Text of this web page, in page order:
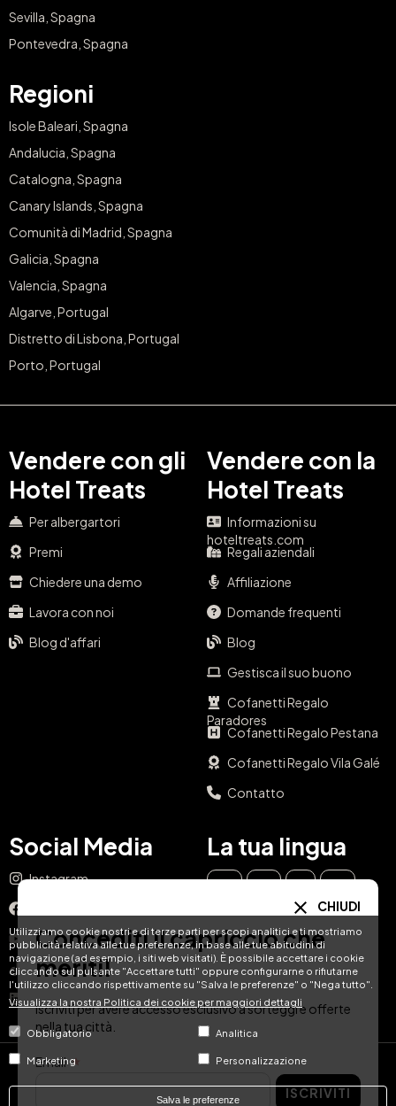
Utilizziamo cookie nostri e di terze parti per scopi analitici e ti mostriamo
pubblicità relativa alle tue preferenze, in base alle tue abitudini di
navigazione (ad esempio, i siti web visitati). È possibile accettare i cookie
cliccando sul pulsante "Accettare tutti" oppure configurarne o rifiutarne
l'utilizzo cliccando rispettivamente su "Salva le preferenze" o "Nega tutto".
Visualizza la nostra Politica dei cookie per maggiori dettagli
Obbligatorio Analitica
Marketing Personalizzazione
Salva le preferenze
Sevilla, Spagna
Pontevedra, Spagna
Regioni
Isole Baleari, Spagna
Andalucia, Spagna
Catalogna, Spagna
Canary Islands, Spagna
Comunità di Madrid, Spagna
Galicia, Spagna
Valencia, Spagna
Algarve, Portugal
Distretto di Lisbona, Portugal
Porto, Portugal
Vendere con gli
Hotel Treats
Per albergartori
Premi
Chiedere una demo
Lavora con noi
Blog d'affari
Vendere con la
Hotel Treats
Informazioni su
hoteltreats.com
Regali aziendali
Affiliazione
Domande frequenti
Blog
Gestisca il suo buono
Cofanetti Regalo
Paradores
Cofanetti Regalo Pestana
Cofanetti Regalo Vila Galé
Contatto
Social Media
Instagram
YouTube
TikTok
LinkedIn
La tua lingua
DE FR NL
CHIUDI
Concediti il capriccio che
meriti!
Iscriviti per avere accesso esclusivo a sorteggi e offerte
nella tua città.
Email
ISCRIVITI